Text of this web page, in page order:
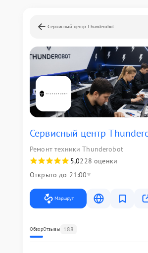
Сервисный центр Thunderobot
Сервисный центр
Ремонт техники Thunderobot
5,0228 оценки
Открыто до 21:00
Маршрут
ОбзорОтзывы 188